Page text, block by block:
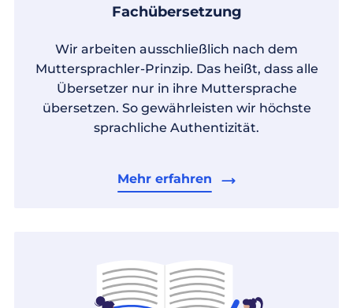
Fachübersetzung
Wir arbeiten ausschließlich nach dem
Muttersprachler-Prinzip. Das heißt, dass alle
Übersetzer nur in ihre Muttersprache
übersetzen. So gewährleisten wir höchste
sprachliche Authentizität.
Mehr erfahren